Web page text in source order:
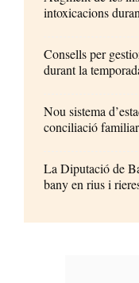
intoxicacions
Consells per
durant la
Nou sistema
conciliació familiar
La Diputació de
bany en rius i